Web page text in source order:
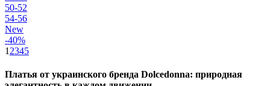
50-52
54-56
New
-40%
1 2345
Платья от украинского бренда Dolcedonna: природная